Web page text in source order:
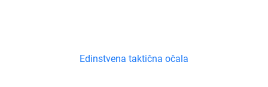
Edinstvena taktična očala